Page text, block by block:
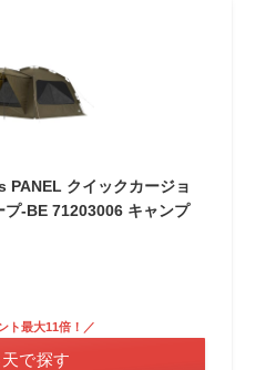
PANEL クイックカージョ
プ-BE 71203006 キャンプ
ト最大11倍！／
で探す